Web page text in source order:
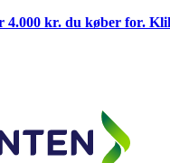
4.000 kr. du køber for.